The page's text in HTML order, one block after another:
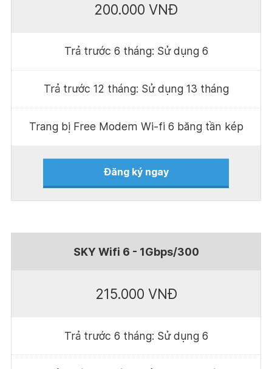
200.000 VNĐ
Trả trước 6 tháng: Sử dụng 6
Trả trước 12 tháng: Sử dụng 13 tháng
Trang bị Free Modem Wi-fi 6 băng tần kép
Đăng ký ngay
SKY Wifi 6 - 1Gbps/300
215.000 VNĐ
Trả trước 6 tháng: Sử dụng 6